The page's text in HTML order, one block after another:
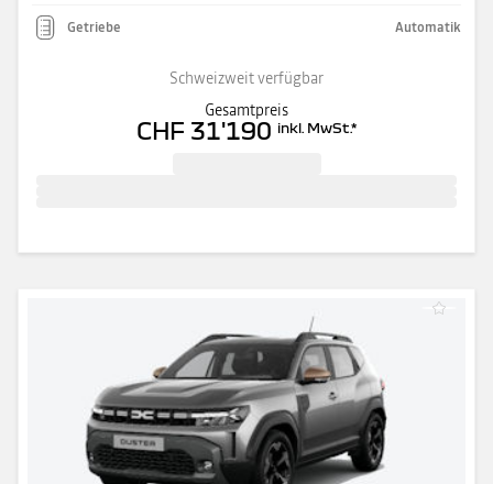
Getriebe Automatik
Schweizweit verfügbar
Gesamtpreis
CHF 31'190 inkl. MwSt.*